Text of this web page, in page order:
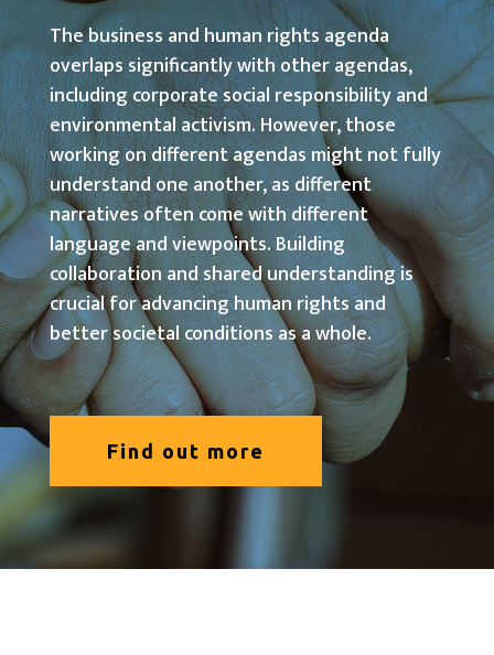
The business and human rights agenda
overlaps significantly with other agendas,
including corporate social responsibility and
environmental activism. However, those
working on different agendas might not fully
understand one another, as different
narratives often come with different
language and viewpoints. Building
collaboration and shared understanding is
crucial for advancing human rights and
better societal conditions as a whole.
Find out more